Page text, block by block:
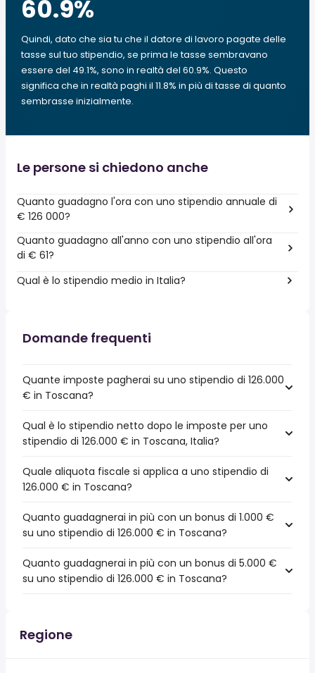
60.9%
Quindi, dato che sia tu che il datore di lavoro pagate delle
tasse sul tuo stipendio, se prima le tasse sembravano
essere del 49.1%, sono in realtà del 60.9%. Questo
significa che in realtà paghi il 11.8% in più di tasse di quanto
sembrasse inizialmente.
Le persone si chiedono anche
Quanto guadagno l'ora con uno stipendio annuale di
€ 126 000?
Quanto guadagno all'anno con uno stipendio all'ora
di € 61?
Qual è lo stipendio medio in Italia?
Domande frequenti
Quante imposte pagherai su uno stipendio di 126.000
€ in Toscana?
Qual è lo stipendio netto dopo le imposte per uno
stipendio di 126.000 € in Toscana, Italia?
Quale aliquota fiscale si applica a uno stipendio di
126.000 € in Toscana?
Quanto guadagnerai in più con un bonus di 1.000 €
su uno stipendio di 126.000 € in Toscana?
Quanto guadagnerai in più con un bonus di 5.000 €
su uno stipendio di 126.000 € in Toscana?
Regione